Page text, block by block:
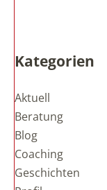
Kategorien
Aktuell
Beratung
Blog
Coaching
Geschichten